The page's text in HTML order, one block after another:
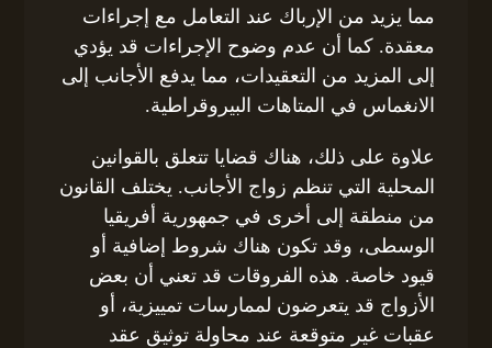
مما يزيد من الإرباك عند التعامل مع إجراءات
معقدة. كما أن عدم وضوح الإجراءات قد يؤدي
إلى المزيد من التعقيدات، مما يدفع الأجانب إلى
الانغماس في المتاهات البيروقراطية.
علاوة على ذلك، هناك قضايا تتعلق بالقوانين
المحلية التي تنظم زواج الأجانب. يختلف القانون
من منطقة إلى أخرى في جمهورية أفريقيا
الوسطى، وقد تكون هناك شروط إضافية أو
قيود خاصة. هذه الفروقات قد تعني أن بعض
الأزواج قد يتعرضون لممارسات تمييزية، أو
عقبات غير متوقعة عند محاولة توثيق عقد